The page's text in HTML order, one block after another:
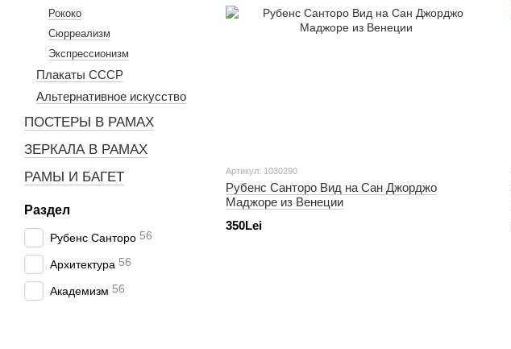
Артикул: 1030290
Рубенс Санторо Вид на Сан Джорджо
Маджоре из Венеции
350Lei
Рококо
Сюрреализм
Экспрессионизм
Плакаты СССР
Альтернативное искусство
ПОСТЕРЫ В РАМАХ
ЗЕРКАЛА В РАМАХ
РАМЫ И БАГЕТ
Раздел
Рубенс Санторо 56
Архитектура 56
Академизм 56